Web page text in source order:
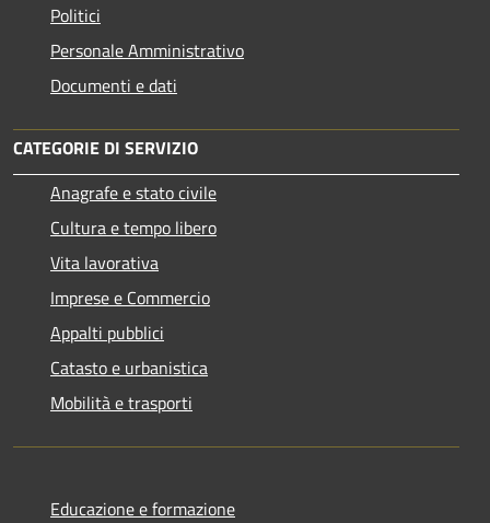
Politici
Personale Amministrativo
Documenti e dati
CATEGORIE DI SERVIZIO
Anagrafe e stato civile
Cultura e tempo libero
Vita lavorativa
Imprese e Commercio
Appalti pubblici
Catasto e urbanistica
Mobilità e trasporti
Educazione e formazione